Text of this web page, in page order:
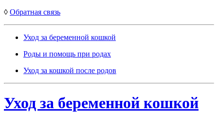
◊ Обратная связь
Уход за беременной кошкой
Роды и помощь при родах
Уход за кошкой после родов
Уход за беременной кошкой